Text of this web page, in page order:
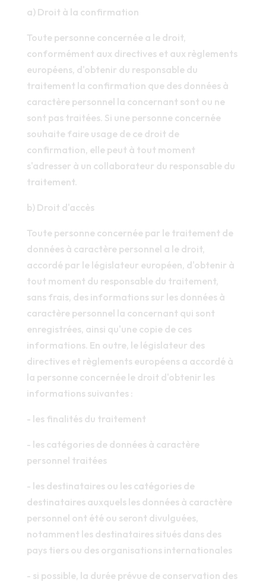
a) Droit à la confirmation
Toute personne concernée a le droit,
conformément aux directives et aux règlements
européens, d'obtenir du responsable du
traitement la confirmation que des données à
caractère personnel la concernant sont ou ne
sont pas traitées. Si une personne concernée
souhaite faire usage de ce droit de
confirmation, elle peut à tout moment
s'adresser à un collaborateur du responsable du
traitement.
b) Droit d'accès
Toute personne concernée par le traitement de
données à caractère personnel a le droit,
accordé par le législateur européen, d'obtenir à
tout moment du responsable du traitement,
sans frais, des informations sur les données à
caractère personnel la concernant qui sont
enregistrées, ainsi qu'une copie de ces
informations. En outre, le législateur des
directives et règlements européens a accordé à
la personne concernée le droit d'obtenir les
informations suivantes :
- les finalités du traitement
- les catégories de données à caractère
personnel traitées
- les destinataires ou les catégories de
destinataires auxquels les données à caractère
personnel ont été ou seront divulguées,
notamment les destinataires situés dans des
pays tiers ou des organisations internationales
- si possible, la durée prévue de conservation des